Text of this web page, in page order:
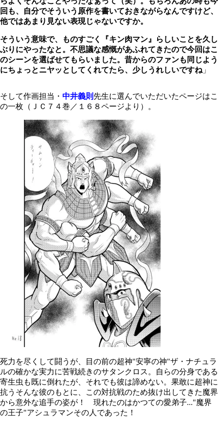
回も、自分でそういう原作を書いておきながらなんですけど、
他ではあまり見ない表現じゃないですか。
そういう意味で、ものすごく『キン肉マン』らしいことを久し
ぶりにやったなと。不思議な感慨があふれてきたので今回はこ
のシーンを選ばせてもらいました。昔からのファンも同じよう
にちょっとニヤッとしてくれてたら、少しうれしいですね 」
そして作画担当・ 中井義則 先生に選んでいただいたページはこ
の一枚（ＪＣ７４巻／１６８ページより）。
死力を尽くして闘うが、目の前の超神"安寧の神"ザ・ナチュラ
ルの確かな実力に苦戦続きのサタンクロス。自らの分身である
寄生虫も既に倒れたが、それでも彼は諦めない。果敢に超神に
抗うそんな彼のもとに、この対抗戦のため抜け出してきた魔界
から意外な追手の姿が！ 現れたのはかつての愛弟子..."魔界
の王子"アシュラマンその人であった！